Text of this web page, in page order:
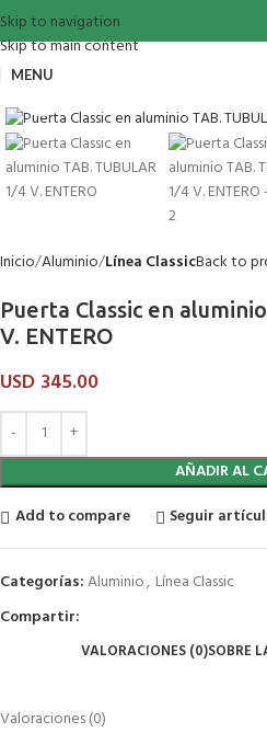
Skip to navigation
Skip to main content
MENU
Inicio Aluminio Línea ClassicBack to
Puerta Classic en
V. ENTERO
USD 345.00
AÑADIR AL
Add to compare
Seguir
Categorías:Aluminio, Línea Classic
Compartir:
VALORACIONES (0)SOBRE
Valoraciones (0)